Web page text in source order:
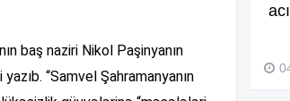
baş naziri Nikol Paşinyanın
“Samvel Şahramanyanın
İyul 2026, 11:18